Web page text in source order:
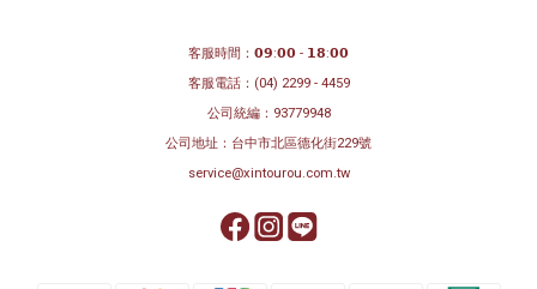
客服時間：𝟬𝟵:𝟬𝟬 - 𝟭𝟴:𝟬𝟬
客服電話： (04) 2299 - 4459
公司統編：93779948
公司地址： 台中市北區德化街229號
service@xintourou.com.tw